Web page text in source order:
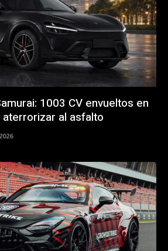
1003 CV envueltos en
al asfalto